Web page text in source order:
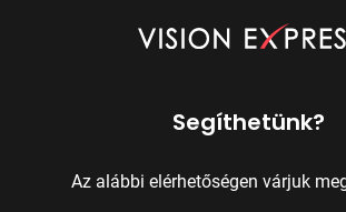
Segíthetünk?
Az alábbi elérhetőségen várjuk